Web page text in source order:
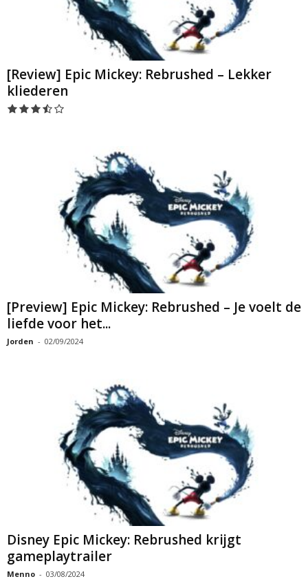
[Review] Epic Mickey: Rebrushed – Lekker
kliederen
[Preview] Epic Mickey: Rebrushed – Je voelt de
liefde voor het...
Jorden - 02/09/2024
Disney Epic Mickey: Rebrushed krijgt
gameplaytrailer
Menno - 03/08/2024